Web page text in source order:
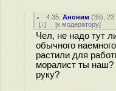
4.35 ,Аноним (35),
[↓] [к модератору]
Чел, не надо тут
обычного
растили для
моралист ты наш?
руку?